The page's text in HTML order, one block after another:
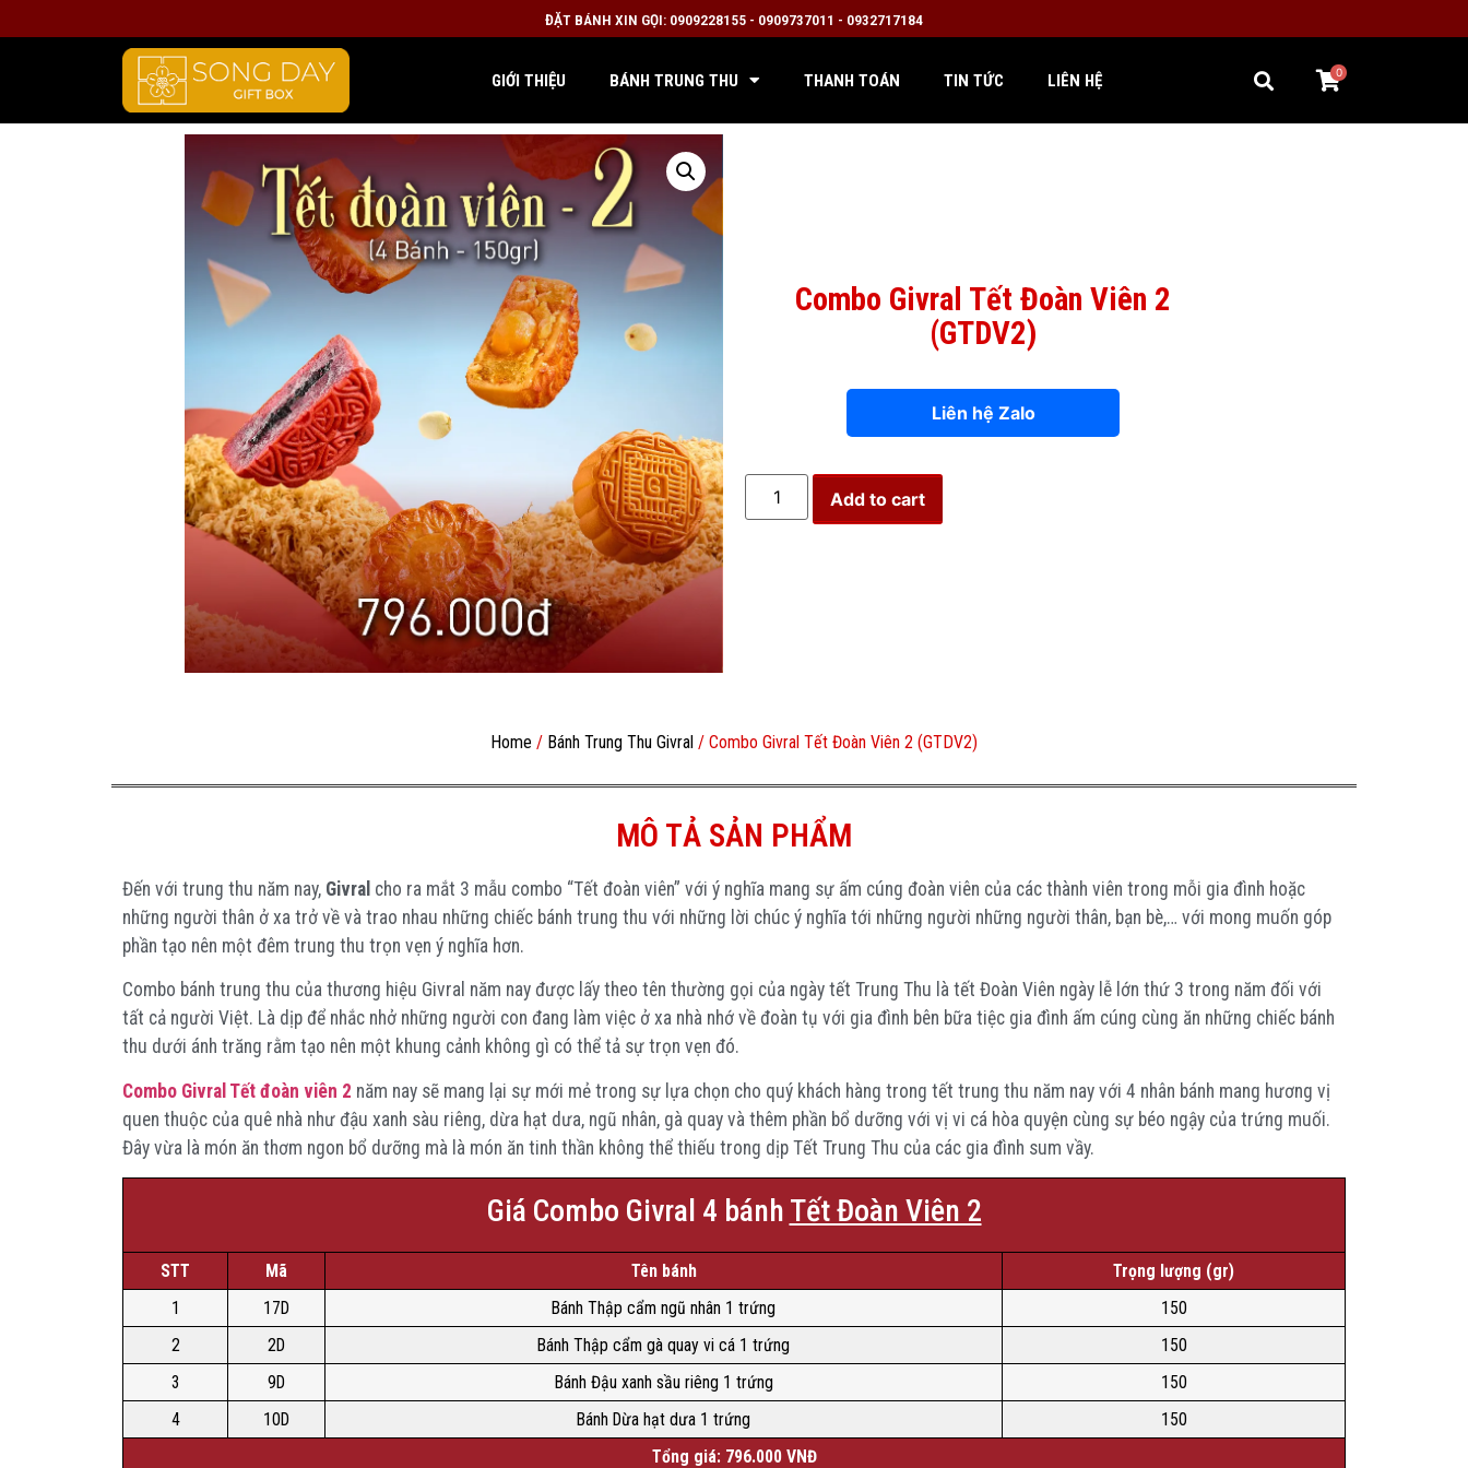
ĐẶT BÁNH XIN GỌI: 0909228155 - 0909737011 - 0932717184
GIỚI THIỆU BÁNH TRUNG THU THANH TOÁN TIN TỨC LIÊN HỆ 0
Combo Givral Tết Đoàn Viên 2
(GTDV2)
Liên hệ Zalo
Add to cart
Home / Bánh Trung Thu Givral / Combo Givral Tết Đoàn Viên 2 (GTDV2)
MÔ TẢ SẢN PHẨM
Đến với trung thu năm nay, Givral cho ra mắt 3 mẫu combo “Tết đoàn viên” với ý nghĩa mang sự ấm cúng đoàn viên của các thành viên trong mỗi gia đình hoặc
những người thân ở xa trở về và trao nhau những chiếc bánh trung thu với những lời chúc ý nghĩa tới những người những người thân, bạn bè,… với mong muốn góp
phần tạo nên một đêm trung thu trọn vẹn ý nghĩa hơn.
Combo bánh trung thu của thương hiệu Givral năm nay được lấy theo tên thường gọi của ngày tết Trung Thu là tết Đoàn Viên ngày lễ lớn thứ 3 trong năm đối với
tất cả người Việt. Là dịp để nhắc nhở những người con đang làm việc ở xa nhà nhớ về đoàn tụ với gia đình bên bữa tiệc gia đình ấm cúng cùng ăn những chiếc bánh
thu dưới ánh trăng rằm tạo nên một khung cảnh không gì có thể tả sự trọn vẹn đó.
Combo Givral Tết đoàn viên 2 năm nay sẽ mang lại sự mới mẻ trong sự lựa chọn cho quý khách hàng trong tết trung thu năm nay với 4 nhân bánh mang hương vị
quen thuộc của quê nhà như đậu xanh sàu riêng, dừa hạt dưa, ngũ nhân, gà quay và thêm phần bổ dưỡng với vị vi cá hòa quyện cùng sự béo ngậy của trứng muối.
Đây vừa là món ăn thơm ngon bổ dưỡng mà là món ăn tinh thần không thể thiếu trong dịp Tết Trung Thu của các gia đình sum vầy.
Giá Combo Givral 4 bánh Tết Đoàn Viên 2
STT Mã Tên bánh
Trọng lượng (gr)
1
17D Bánh Thập cẩm ngũ nhân 1 trứng
150
2
2D Bánh Thập cẩm gà quay vi cá 1 trứng
150
3
9D Bánh Đậu xanh sầu riêng 1 trứng
150
4
10D Bánh Dừa hạt dưa 1 trứng
150
Tổng giá: 796.000 VNĐ